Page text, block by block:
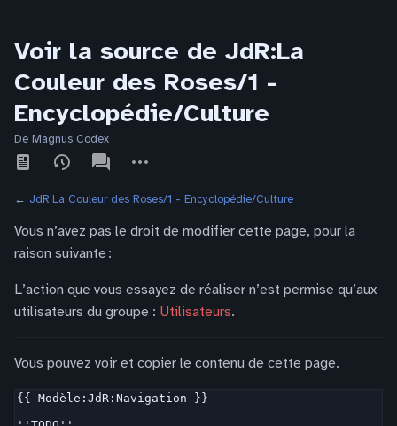
Voir la source de JdR:La
Couleur des Roses/1 -
Encyclopédie/Culture
De Magnus Codex
Affichages
associated-
pages
actions
← JdR:La Couleur des Roses/1 - Encyclopédie/Culture
Vous n’avez pas le droit de modifier cette page, pour la
raison suivante :
L’action que vous essayez de réaliser n’est permise qu’aux
utilisateurs du groupe : Utilisateurs.
Vous pouvez voir et copier le contenu de cette page.